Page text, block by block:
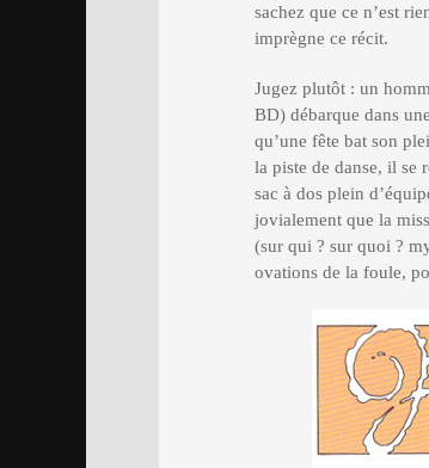
sachez que ce n’est
imprègne ce récit.
Jugez plutôt : un
BD) débarque dans
qu’une fête bat son
la piste de danse, il se
sac à dos plein
jovialement que la
(sur qui ? sur quoi ?
ovations de la foule,